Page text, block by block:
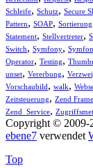
Schleife, Schutz, Secure
Pattern, SOAP, Sortierung
Statement, Stellvertreter,
Switch, Symfony,
Operator, Testing,
unset, Vererbung,
Vorschaubild , walk,
Zeitsteuerung, Zend
Zend_Service,
Copyright © 2009-
ebene7 verwendet
Top